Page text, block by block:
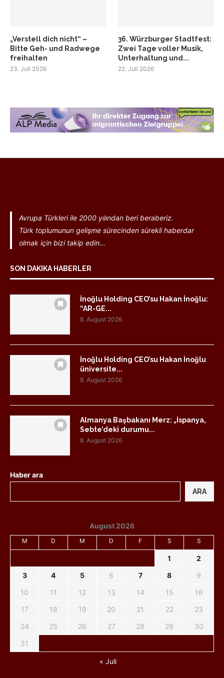
„Verstell dich nicht“ –
Bitte Geh- und Radwege
freihalten
23. Juli 2026
36. Würzburger Stadtfest:
Zwei Tage voller Musik,
Unterhaltung und...
22. Juli 2026
Avrupa Türkleri ile 2000 yılından beri beraberiz.
Türk toplumunun gelişme sürecinden sürekli haberdar
olmak için bizi takip edin...
SON DAKIKA HABERLER
İnoğlu Holding CEO’su Hakan İnoğlu:
“AR-GE...
8. August 2026
İnoğlu Holding CEO’su Hakan İnoğlu
üniversite...
8. August 2026
Almanya Başbakanı Merz: „İspanya,
Sebte’deki durumu...
8. August 2026
Haber ara
ARA
August 2026
M D M D F S S
1
2
3
4 5 6 7 8
9
10
11 12 13 14 15
16
17
18 19 20 21 22
23
24
25 26 27 28 29
30
31
« Juli